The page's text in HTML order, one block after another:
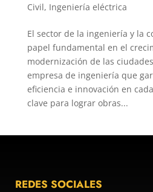
Civil, Ingeniería eléctrica
El sector de la ingeniería y la
papel fundamental en el
modernización de las
empresa de ingeniería que
eficiencia e innovación en
clave para lograr obras...
REDES SOCIALES